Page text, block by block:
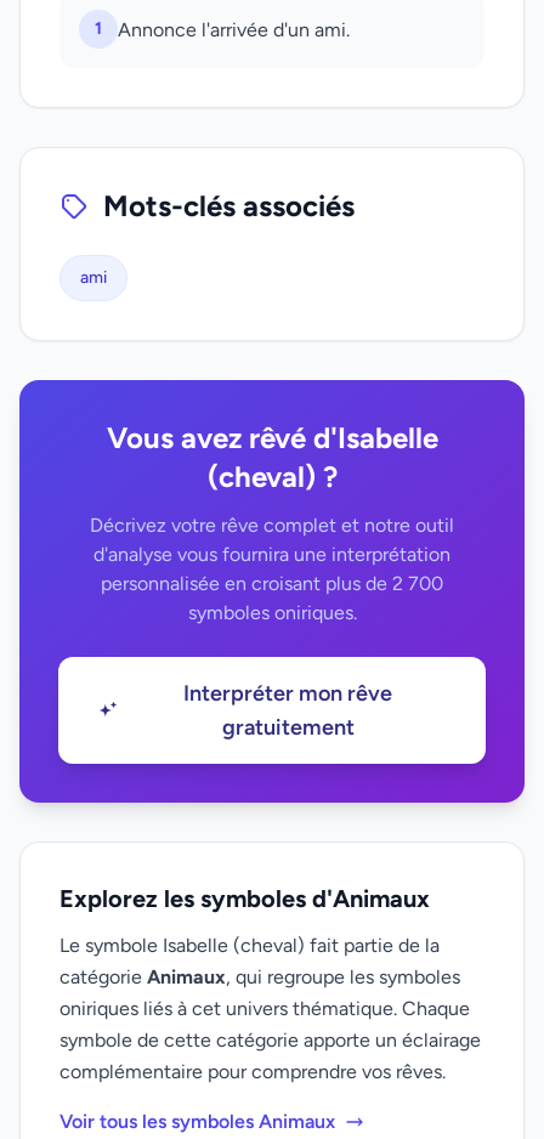
1 Annonce l'arrivée d'un ami.
Mots-clés associés
ami
Vous avez rêvé d'Isabelle
(cheval) ?
Décrivez votre rêve complet et notre outil
d'analyse vous fournira une interprétation
personnalisée en croisant plus de 2 700
symboles oniriques.
Interpréter mon rêve
gratuitement
Explorez les symboles d'Animaux
Le symbole Isabelle (cheval) fait partie de la
catégorie Animaux, qui regroupe les symboles
oniriques liés à cet univers thématique. Chaque
symbole de cette catégorie apporte un éclairage
complémentaire pour comprendre vos rêves.
Voir tous les symboles Animaux